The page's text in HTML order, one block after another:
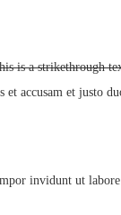
is a strikethrough
et accusam et justo
invidunt ut